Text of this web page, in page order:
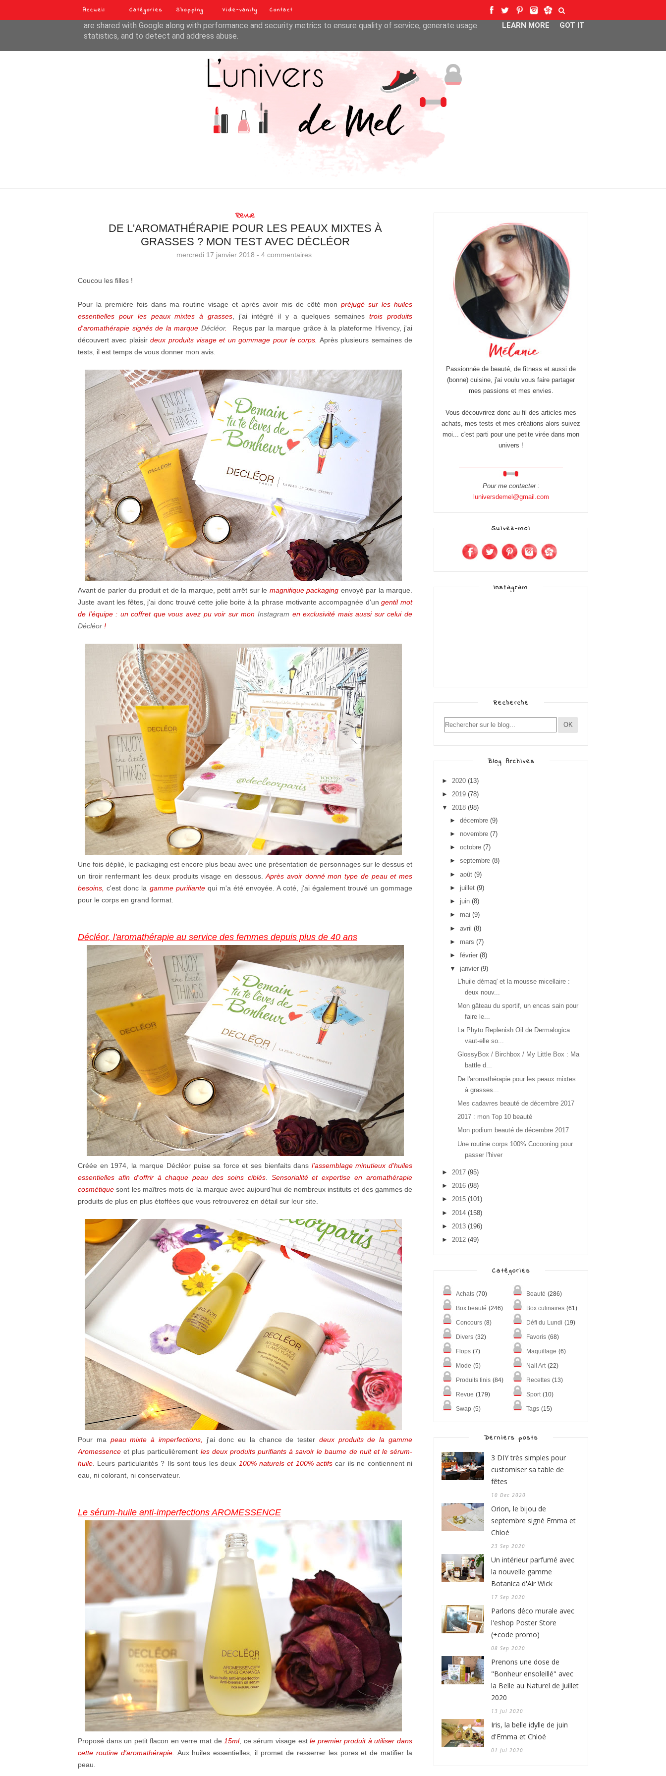
Accueil Catégories Shopping Vide-vanity Contact
Revue
DE L'AROMATHÉRAPIE POUR LES PEAUX MIXTES À
GRASSES ? MON TEST AVEC DÉCLÉOR
mercredi 17 janvier 2018 - 4 commentaires
Coucou les filles !
Pour la première fois dans ma routine visage et après avoir mis de côté monpréjugé sur les huiles
essentielles pour les peaux mixtes à grasses , j'ai intégré il y a quelques semaines trois produits
d'aromathérapie signés de la marque Décléor. Reçus par la marque grâce à la plateforme Hivency, j'ai
découvert avec plaisirdeux produits visage et un gommage pour le corps. Après plusieurs semaines de
tests, il est temps de vous donner mon avis.
Avant de parler du produit et de la marque, petit arrêt sur le magnifique packaging envoyé par la marque.
Juste avant les fêtes, j'ai donc trouvé cette jolie boite à la phrase motivante accompagnée d'ungentil mot
de l'équipe : un coffret que vous avez pu voir sur mon Instagram en exclusivité mais aussi sur celui de
Décléor !
Une fois déplié, le packaging est encore plus beau avec une présentation de personnages sur le dessus et
un tiroir renfermant les deux produits visage en dessous.Après avoir donné mon type de peau et mes
besoins, c'est donc la gamme purifiante qui m'a été envoyée. A coté, j'ai également trouvé un gommage
pour le corps en grand format.
Décléor, l'aromathérapie au service des femmes depuis plus de 40 ans
Créée en 1974, la marque Décléor puise sa force et ses bienfaits dans l'assemblage minutieux d'huiles
essentielles afin d'offrir à chaque peau des soins ciblés. Sensorialité et expertise en aromathérapie
cosmétique sont les maîtres mots de la marque avec aujourd'hui de nombreux instituts et des gammes de
produits de plus en plus étoffées que vous retrouverez en détail sur leur site
Pour ma peau mixte à imperfections, j'ai donc eu la chance de tester deux produits de la gamme
Aromessence et plus particulièrement les deux produits purifiants à savoir le baume de nuit et le sérum-
huile . Leurs particularités ? Ils sont tous les deux 100% naturels et 100% actifs car ils ne contiennent ni
eau, ni colorant, ni conservateur.
Le sérum-huile anti-imperfections AROMESSENCE
Proposé dans un petit flacon en verre mat de 15ml, ce sérum visage estle premier produit à utiliser dans
cette routine d'aromathérapie. Aux huiles essentielles, il promet de resserrer les pores et de matifier la
peau.
Passionnée de beauté, de fitness et aussi de
(bonne) cuisine, j'ai voulu vous faire partager
mes passions et mes envies.
Vous découvrirez donc au fil des articles mes
achats, mes tests et mes créations alors suivez
moi... c'est parti pour une petite virée dans mon
univers !
Pour me contacter :
luniversdemel@gmail.com
Suivez-moi
Instagram
Recherche
Blog Archives
► 2020 (13)
► 2019 (78)
▼
2018 (98)
► décembre (9)
► novembre (7)
► octobre (7)
► septembre (8)
► août (9)
► juillet (9)
► juin (8)
► mai (9)
► avril (8)
► mars (7)
► février (8)
▼
janvier (9)
L'huile démaq' et la mousse micellaire :
deux nouv...
Mon gâteau du sportif, un encas sain pour
faire le...
La Phyto Replenish Oil de Dermalogica
vaut-elle so...
GlossyBox / Birchbox / My Little Box : Ma
battle d...
De l'aromathérapie pour les peaux mixtes
à grasses...
Mes cadavres beauté de décembre 2017
2017 : mon Top 10 beauté
Mon podium beauté de décembre 2017
Une routine corps 100% Cocooning pour
passer l'hiver
► 2017 (95)
► 2016 (98)
► 2015 (101)
► 2014 (158)
► 2013 (196)
► 2012 (49)
Catégories
Achats (70) Beauté (286)
Box beauté (246) Box culinaires (61)
Concours (8) Défi du Lundi (19)
Divers (32) Favoris (68)
Flops (7) Maquillage (6)
Mode (5) Nail Art (22)
Produits finis (84) Recettes (13)
Revue (179) Sport (10)
Swap (5) Tags (15)
Derniers posts
3 DIY très simples pour
customiser sa table de
fêtes
10 Dec 2020
Orion, le bijou de
septembre signé Emma et
Chloé
23 Sep 2020
Un intérieur parfumé avec
la nouvelle gamme
Botanica d'Air Wick
17 Sep 2020
Parlons déco murale avec
l'eshop Poster Store
(+code promo)
08 Sep 2020
Prenons une dose de
"Bonheur ensoleillé" avec
la Belle au Naturel de Juillet
2020
13 Jul 2020
Iris, la belle idylle de juin
d'Emma et Chloé
01 Jul 2020
This site uses cookies from Google to deliver its services and to analyze traffic. Your IP address and user-agent
are shared with Google along with performance and security metrics to ensure quality of service, generate usage
statistics, and to detect and address abuse.
LEARN MORE GOT IT